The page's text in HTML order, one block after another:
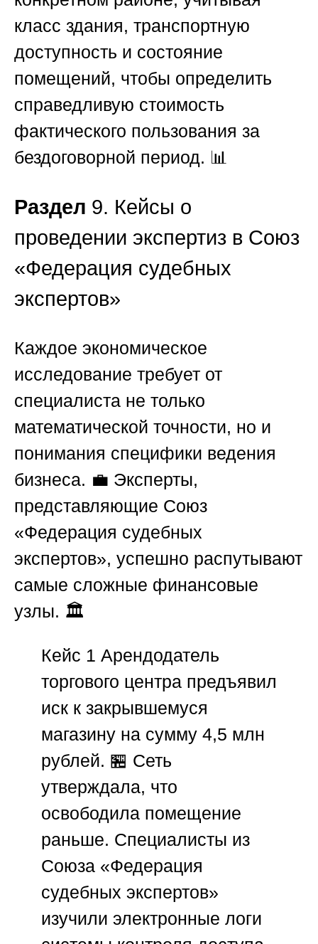
класс здания, транспортную
доступность и состояние
помещений, чтобы определить
справедливую стоимость
фактического пользования за
бездоговорной период. 📊
Раздел 9. Кейсы о
проведении экспертиз в Союз
«Федерация судебных
экспертов»
Каждое экономическое
исследование требует от
специалиста не только
математической точности, но и
понимания специфики ведения
бизнеса. 💼 Эксперты,
представляющие Союз
«Федерация судебных
экспертов», успешно распутывают
самые сложные финансовые
узлы. 🏛️
Кейс 1 Арендодатель
торгового центра предъявил
иск к закрывшемуся
магазину на сумму 4,5 млн
рублей. 🏪 Сеть
утверждала, что
освободила помещение
раньше. Специалисты из
Союза «Федерация
судебных экспертов»
изучили электронные логи